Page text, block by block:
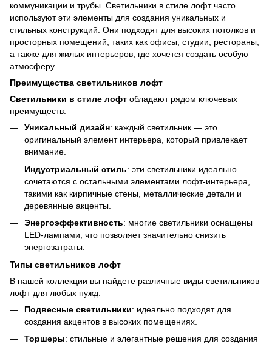
коммуникации и трубы. Светильники в стиле лофт часто
используют эти элементы для создания уникальных и
стильных конструкций. Они подходят для высоких потолков и
просторных помещений, таких как офисы, студии, рестораны,
а также для жилых интерьеров, где хочется создать особую
атмосферу.
Преимущества светильников лофт
Светильники в стиле лофт обладают рядом ключевых
преимуществ:
Уникальный дизайн: каждый светильник — это
оригинальный элемент интерьера, который привлекает
внимание.
Индустриальный стиль: эти светильники идеально
сочетаются с остальными элементами лофт-интерьера,
такими как кирпичные стены, металлические детали и
деревянные акценты.
Энергоэффективность: многие светильники оснащены
LED-лампами, что позволяет значительно снизить
энергозатраты.
Типы светильников лофт
В нашей коллекции вы найдете различные виды светильников
лофт для любых нужд:
Подвесные светильники: идеально подходят для
создания акцентов в высоких помещениях.
Торшеры: стильные и элегантные решения для создания